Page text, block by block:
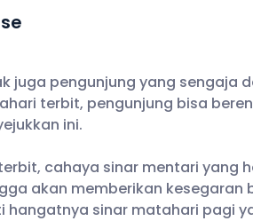
juga pengunjung yang sengaja
terbit, pengunjung bisa
ini.
cahaya sinar mentari yang
akan memberikan
hangatnya sinar matahari pagi